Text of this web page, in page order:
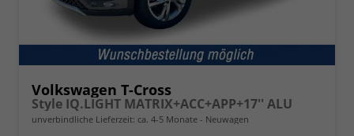
Volkswagen T-Cross
Style IQ.LIGHT MATRIX+ACC+APP+17'' ALU
unverbindliche Lieferzeit: ca. 4-5 Monate Neuwagen